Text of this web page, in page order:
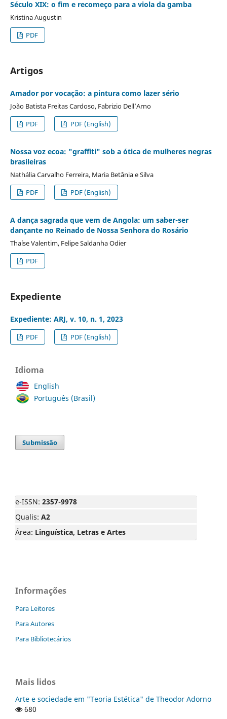
Século XIX: o fim e recomeço para a viola da gamba
Kristina Augustin
PDF
Artigos
Amador por vocação: a pintura como lazer sério
João Batista Freitas Cardoso, Fabrizio Dell’Arno
PDF
PDF (English)
Nossa voz ecoa: "graffiti" sob a ótica de mulheres negras
brasileiras
Nathália Carvalho Ferreira, Maria Betânia e Silva
PDF
PDF (English)
A dança sagrada que vem de Angola: um saber-ser
dançante no Reinado de Nossa Senhora do Rosário
Thaíse Valentim, Felipe Saldanha Odier
PDF
Expediente
Expediente: ARJ, v. 10, n. 1, 2023
PDF PDF (English)
Idioma
English
Português (Brasil)
Submissão
e-ISSN: 2357-9978
Qualis: A2
Área: Linguística, Letras e Artes
Informações
Para Leitores
Para Autores
Para Bibliotecários
Mais lidos
Arte e sociedade em "Teoria Estética" de Theodor Adorno
680